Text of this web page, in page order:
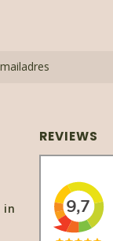
REVIEWS